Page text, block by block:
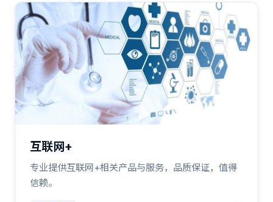
互联网+
专业提供互联网+相关产品与服务，品质保证，值得
信赖。